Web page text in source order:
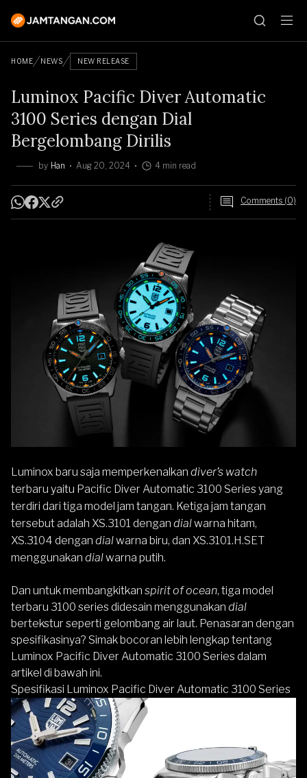
HOME NEWS NEW RELEASE
Luminox Pacific Diver Automatic
3100 Series dengan Dial
Bergelombang Dirilis
by Han Aug 20, 2024 4 min read
Comments (0)
Luminox baru saja memperkenalkan diver’s watch
terbaru yaitu Pacific Diver Automatic 3100 Series yang
terdiri dari tiga model jam tangan. Ketiga jam tangan
tersebut adalah XS.3101 dengan dialwarna hitam,
XS.3104 dengan dialwarna biru, dan XS.3101.H.SET
menggunakan dialwarna putih.
Dan untuk membangkitkan spirit of ocean, tiga model
terbaru 3100 series didesain menggunakan dial
bertekstur seperti gelombang air laut. Penasaran dengan
spesifikasinya? Simak bocoran lebih lengkap tentang
Luminox Pacific Diver Automatic 3100 Series dalam
artikel di bawah ini.
Spesifikasi Luminox Pacific Diver Automatic 3100 Series